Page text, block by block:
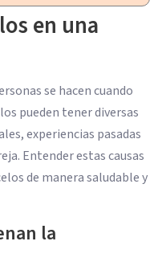
en una
se hacen cuando
pueden tener diversas
experiencias pasadas
Entender estas causas
de manera saludable y
la